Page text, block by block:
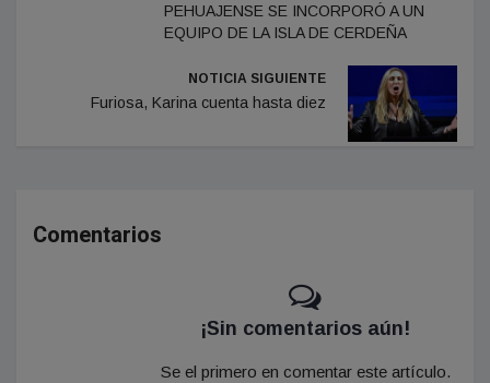
PEHUAJENSE SE INCORPORÓ A UN
EQUIPO DE LA ISLA DE CERDEÑA
NOTICIA SIGUIENTE
Furiosa, Karina cuenta hasta diez
Comentarios
¡Sin comentarios aún!
Se el primero en comentar este artículo.